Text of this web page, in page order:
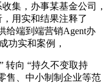
集，办事某基金公司，
用实和结果注释了
给端到端营销Agent办
功实和案例，
向 “持久不变取持
售、中小制制企业等范